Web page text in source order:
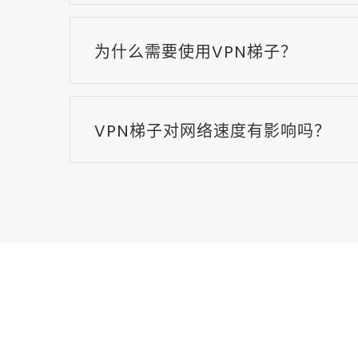
为什么需要使用VPN梯子？
VPN梯子对网络速度有影响吗？